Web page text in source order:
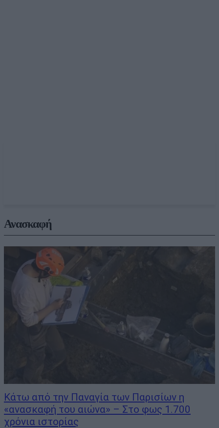
Ανασκαφή
Κάτω από την Παναγία των Παρισίων η
«ανασκαφή του αιώνα» – Στο φως 1.700
χρόνια ιστορίας